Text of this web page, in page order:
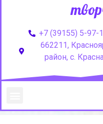
+7 (39155) 5-97-
662211,
район, с.